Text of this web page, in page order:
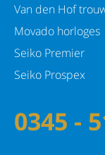
Technologie
Techniek: Quartz
Van den Hof
Movado horloges
Seiko Premier
Seiko Prospex
0345 -